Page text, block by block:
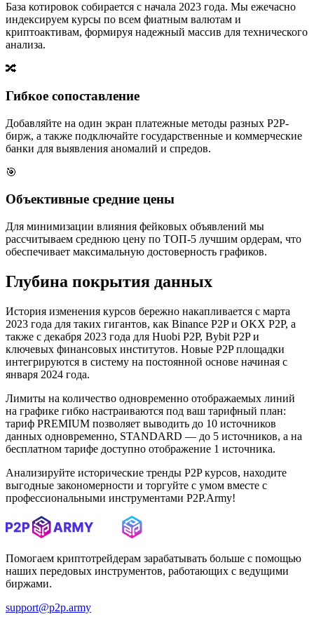
База котировок собирается с начала 2023 года. Мы ежечасно
индексируем курсы по всем фиатным валютам и
криптоактивам, формируя надежный массив для технического
анализа.
🔀
Гибкое сопоставление
Добавляйте на один экран платежные методы разных P2P-
бирж, а также подключайте государственные и коммерческие
банки для выявления аномалий и спредов.
🎯
Объективные средние цены
Для минимизации влияния фейковых объявлений мы
рассчитываем среднюю цену по ТОП-5 лучшим ордерам, что
обеспечивает максимальную достоверность графиков.
Глубина покрытия данных
История изменения курсов бережно накапливается с марта
2023 года для таких гигантов, как Binance P2P и OKX P2P, а
также с декабря 2023 года для Huobi P2P, Bybit P2P и
ключевых финансовых институтов. Новые P2P площадки
интегрируются в систему на постоянной основе начиная с
января 2024 года.
Лимиты на количество одновременно отображаемых линий
на графике гибко настраиваются под ваш тарифный план:
тариф PREMIUM позволяет выводить до 10 источников
данных одновременно, STANDARD — до 5 источников, а на
бесплатном тарифе доступно отображение 1 источника.
Анализируйте исторические тренды P2P курсов, находите
выгодные закономерности и торгуйте с умом вместе с
профессиональными инструментами P2P.Army!
Помогаем криптотрейдерам зарабатывать больше с помощью
наших передовых инструментов, работающих с ведущими
биржами.
support@p2p.army